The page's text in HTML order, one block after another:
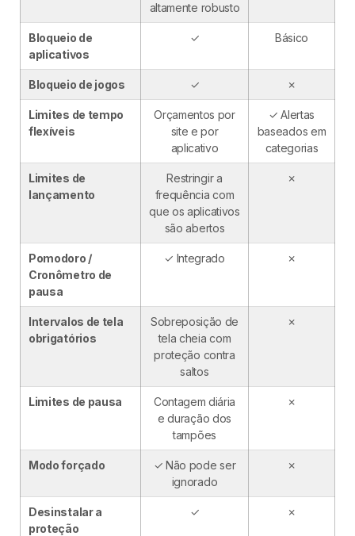
altamente robusto
Bloqueio de
aplicativos
✓ Básico
Bloqueio de jogos ✓ ✗
Limites de tempo
flexíveis
Orçamentos por
site e por
aplicativo
✓ Alertas
baseados em
categorias
Limites de
lançamento
Restringir a
frequência com
que os aplicativos
são abertos
✗
Pomodoro /
Cronômetro de
pausa
✓ Integrado ✗
Intervalos de tela
obrigatórios
Sobreposição de
tela cheia com
proteção contra
saltos
✗
Limites de pausa
Contagem diária
e duração dos
tampões
✗
Modo forçado
✓ Não pode ser
ignorado
✗
Desinstalar a
proteção
✓ ✗